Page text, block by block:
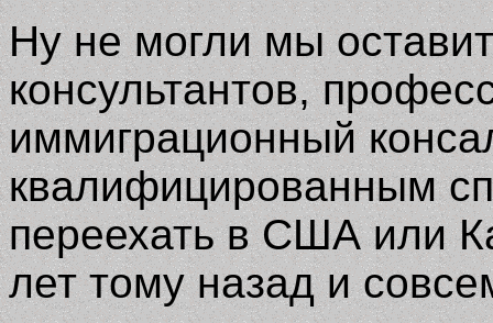
Ну не могли мы
консультантов,
иммиграционный
квалифицированным
переехать в США или
лет тому назад и